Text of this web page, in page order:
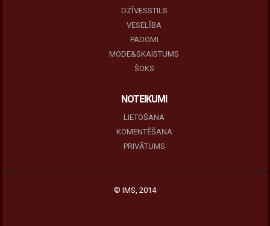
DZĪVESSTILS
VESELĪBA
PADOMI
MODE&SKAISTUMS
ŠOKS
NOTEIKUMI
LIETOŠANA
KOMENTĒŠANA
PRIVĀTUMS
© IMS, 2014